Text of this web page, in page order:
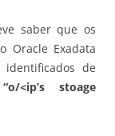
saber que os
Oracle Exadata
de
“o/<ip’s stoage